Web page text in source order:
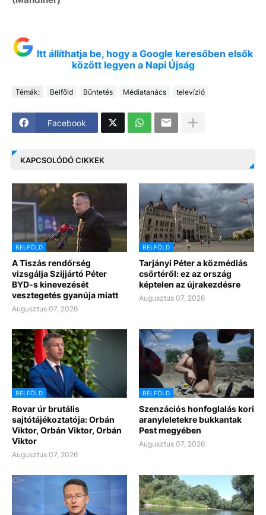
Itt állíthatja be, hogy a Google keresőben elsők
között legyen a Napi Újság
Témák: Belföld Büntetés Médiatanács televízió
Facebook
KAPCSOLÓDÓ CIKKEK
BELFÖLD
A Tiszás rendőrség
vizsgálja Szijjártó Péter
BYD-s kinevezését
vesztegetés gyanúja miatt
Augusztus 07, 2026
BELFÖLD
Tarjányi Péter a közmédiás
csörtéről: ez az ország
képtelen az újrakezdésre
Augusztus 07, 2026
BELFÖLD
Rovar úr brutális
sajtótájékoztatója: Orbán
Viktor, Orbán Viktor, Orbán
Viktor
Augusztus 07, 2026
BELFÖLD
Szenzációs honfoglalás kori
aranyleletekre bukkantak
Pest megyében
Augusztus 07, 2026